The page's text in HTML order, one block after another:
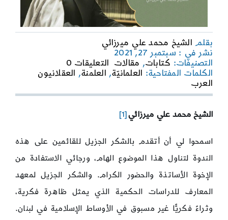
بقلم الشيخ محمد علي ميرزائي
نشر في : سبتمبر 27, 2021
التصنيفات: كتابات, مقالات التعليقات 0
العقلانيون
ومشروع
الكلمات المفتاحية: العلمانيّة, العلمنة, العقلانيون
العرب
الشيخ محمد علي ميرزائي [1]
اسمحوا لي أن أتقدم بالشكر الجزيل للقائمين على هذه
الندوة لتناول هذا الموضوع الهام، ورجائي الاستفادة من
الإخوة الأساتذة والحضور الكرام. والشكر الجزيل لمعهد
المعارف للدراسات الحكمية الذي يمثل ظاهرة فكرية،
وثراءً فكريًّا غير مسبوق في الأوساط الإسلامية في لبنان.